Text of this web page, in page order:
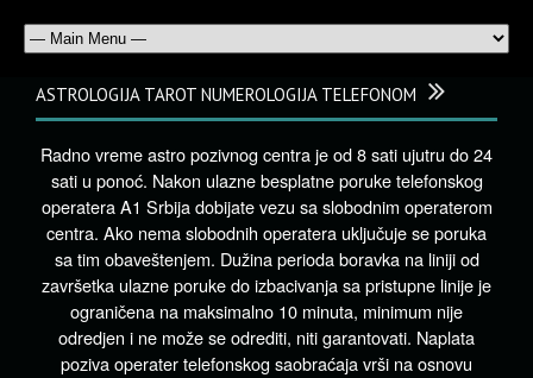
ASTROLOGIJA TAROT NUMEROLOGIJA TELEFONOM
Radno vreme astro pozivnog centra je od 8 sati ujutru do 24
sati u ponoć. Nakon ulazne besplatne poruke telefonskog
operatera A1 Srbija dobijate vezu sa slobodnim operaterom
centra. Ako nema slobodnih operatera uključuje se poruka
sa tim obaveštenjem. Dužina perioda boravka na liniji od
završetka ulazne poruke do izbacivanja sa pristupne linije je
ograničena na maksimalno 10 minuta, minimum nije
odredjen i ne može se odrediti, niti garantovati. Naplata
poziva operater telefonskog saobraćaja vrši na osnovu